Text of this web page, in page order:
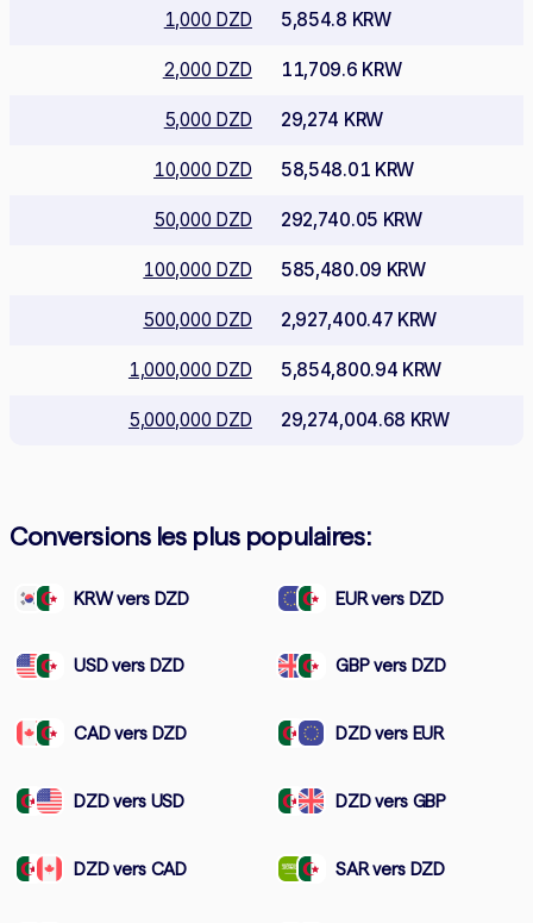
1,000 DZD 5,854.8 KRW
2,000 DZD 11,709.6 KRW
5,000 DZD 29,274 KRW
10,000 DZD 58,548.01 KRW
50,000 DZD 292,740.05 KRW
100,000 DZD 585,480.09 KRW
500,000 DZD 2,927,400.47 KRW
1,000,000 DZD 5,854,800.94 KRW
5,000,000 DZD 29,274,004.68 KRW
Conversions les plus populaires:
KRW vers DZD EUR vers DZD
USD vers DZD GBP vers DZD
CAD vers DZD DZD vers EUR
DZD vers USD DZD vers GBP
DZD vers CAD SAR vers DZD